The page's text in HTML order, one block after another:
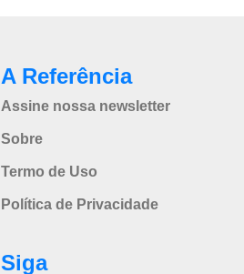
A Referência
Assine nossa newsletter
Sobre
Termo de Uso
Política de Privacidade
Siga